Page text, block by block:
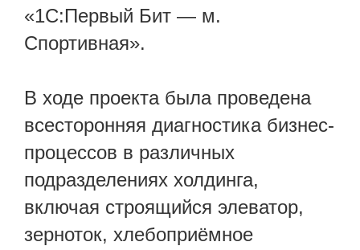
«1С:Первый Бит — м.
Спортивная».
В ходе проекта была проведена
всесторонняя диагностика бизнес-
процессов в различных
подразделениях холдинга,
включая строящийся элеватор,
зерноток, хлебоприёмное